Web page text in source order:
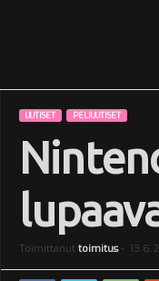
UUTISET PELIUUTISET
Toimittanut toimitus-